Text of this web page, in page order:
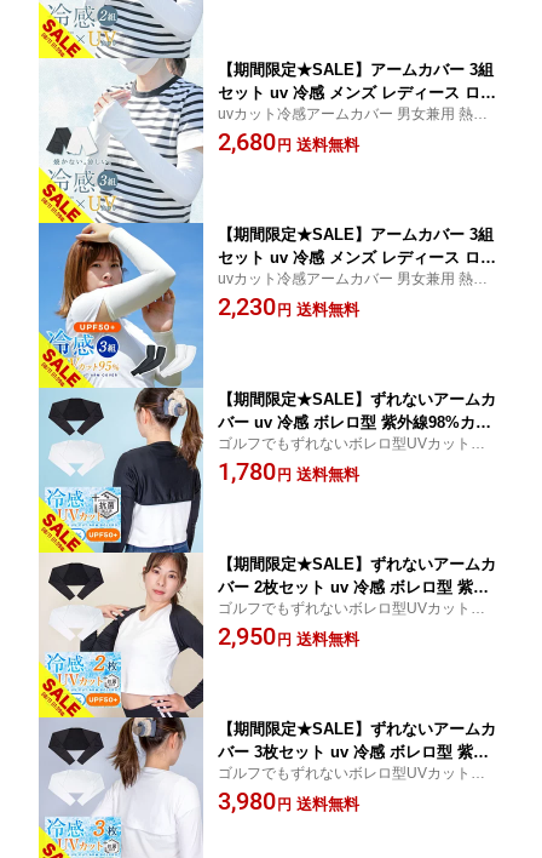
【期間限定★SALE】アームカバー 3組
セット uv 冷感 メンズ レディース ロン
グ スポーツ 日焼け対策 アウトドア 涼
しい 運転 おしゃれ クール キッズ 子供
uvカット冷感アームカバー 男女兼用 熱中症
対策 グッズとしてスポーツ アウトドア 日
焼け対策におすすめ ドライブ
2,680円 送料無料
【期間限定★SALE】アームカバー 3組
セット uv 冷感 メンズ レディース ロン
グ スポーツ 日焼け対策 アウトドア 涼
しい 運転 おしゃれ クール キッズ 子供
uvカット冷感アームカバー 男女兼用 熱中症
対策 グッズとしてスポーツ ゴルフ アウト
ドア 日焼け対策におすすめ 屋外作業
2,230円 送料無料
【期間限定★SALE】ずれないアームカ
バー uv 冷感 ボレロ型 紫外線98%カッ
ト UPF50+ 肩腕カバー ずれない 着るア
ームカバー ストール メンズ レディース
ゴルフでもずれないボレロ型UVカット着る
アームカバー インナー・アウターどちらで
も着られる ガーデニング スポーツ観戦
1,780円 送料無料
【期間限定★SALE】ずれないアームカ
バー 2枚セット uv 冷感 ボレロ型 紫外
線98%カット UPF50+ 肩腕カバー ずれ
ない 着るアームカバー ストール メンズ
ゴルフでもずれないボレロ型UVカット着る
アームカバー インナー・アウターどちらで
も着られる サイクリング
2,950円 送料無料
【期間限定★SALE】ずれないアームカ
バー 3枚セット uv 冷感 ボレロ型 紫外
線98%カット UPF50+ 肩腕カバー ずれ
ない 着るアームカバー ストール メンズ
ゴルフでもずれないボレロ型UVカット着る
アームカバー インナー・アウターどちらで
も着られる 釣り
3,980円 送料無料